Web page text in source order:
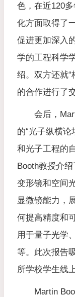
色，在近120
化方面取得了
促进更加深入
学的工程科学
绍。双方还就“
的合作进行了
会后，
的“光子纵横论
和光子工程的
Booth教授介
变形镜和空间
显微镜能力，
何提高精度和
用于量子光学
等。此次报告
所学校学生线
Martin